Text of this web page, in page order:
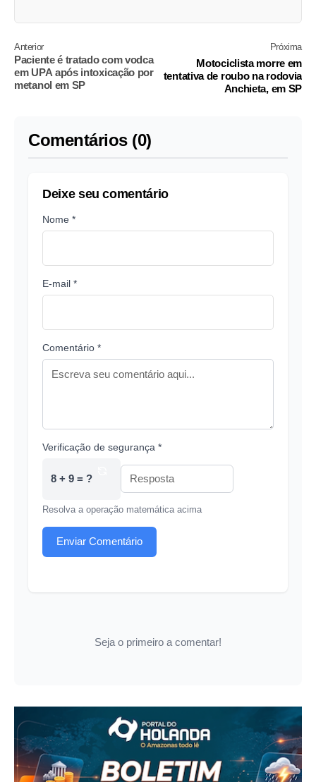
Anterior
Paciente é tratado com vodca
em UPA após intoxicação por
metanol em SP
Próxima
Motociclista morre em
tentativa de roubo na rodovia
Anchieta, em SP
Comentários (0)
Deixe seu comentário
Nome *
E-mail *
Comentário *
Verificação de segurança *
8 + 9 = ?
Resolva a operação matemática acima
Enviar Comentário
Seja o primeiro a comentar!